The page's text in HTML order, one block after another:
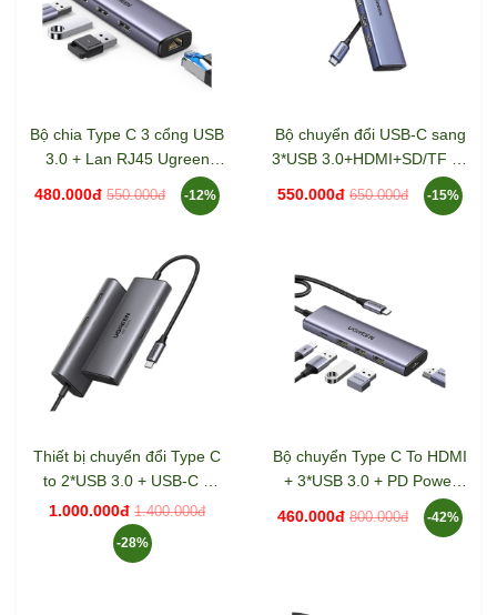
Bộ chia Type C 3 cổng USB
3.0 + Lan RJ45 Ugreen
480.000đ 550.000đ -12%
Bộ chuyển đổi USB-C sang
3*USB 3.0+HDMI+SD/TF hỗ
trợ 4K Ugreen (20956)
550.000đ 650.000đ -15%
Thiết bị chuyển đổi Type C
to 2*USB 3.0 + USB-C +
2*HDMI + PD 100W Ugreen
15852
1.000.000đ 1.400.000đ
-28%
Bộ chuyển Type C To HDMI
+ 3*USB 3.0 + PD Power
4K@30Hz Ugreen 15596
460.000đ 800.000đ -42%